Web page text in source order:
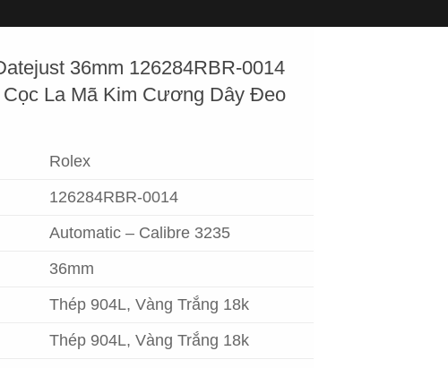
36mm 126284RBR-0014
La Mã Kim Cương Dây Đeo
Rolex
126284RBR-0014
Automatic – Calibre 3235
36mm
Thép 904L, Vàng Trắng 18k
Thép 904L, Vàng Trắng 18k